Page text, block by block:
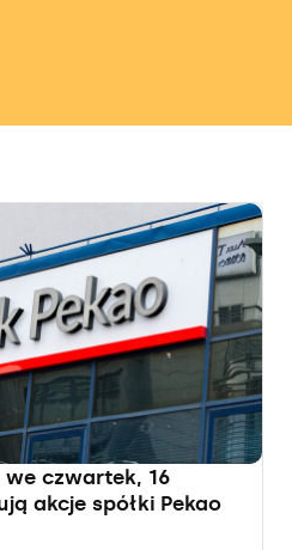
we czwartek, 16
akcje spółki Pekao